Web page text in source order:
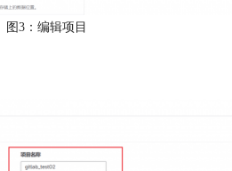
图3：编辑项目